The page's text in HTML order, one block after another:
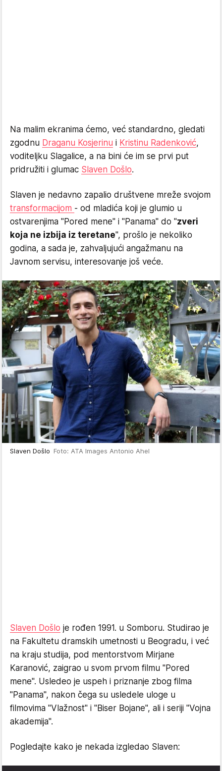
Na malim ekranima ćemo, već standardno, gledati
zgodnu Draganu Kosjerinu i Kristinu Radenković,
voditeljku Slagalice, a na bini će im se prvi put
pridružiti i glumac Slaven Došlo.
Slaven je nedavno zapalio društvene mreže svojom
transformacijom - od mladića koji je glumio u
ostvarenjima "Pored mene" i "Panama" do "zveri
koja ne izbija iz teretane", prošlo je nekoliko
godina, a sada je, zahvaljujući angažmanu na
Javnom servisu, interesovanje još veće.
Slaven Došlo Foto: ATA Images Antonio Ahel
Slaven Došlo je rođen 1991. u Somboru. Studirao je
na Fakultetu dramskih umetnosti u Beogradu, i već
na kraju studija, pod mentorstvom Mirjane
Karanović, zaigrao u svom prvom filmu "Pored
mene". Usledeo je uspeh i priznanje zbog filma
"Panama", nakon čega su usledele uloge u
filmovima "Vlažnost" i "Biser Bojane", ali i seriji "Vojna
akademija".
Pogledajte kako je nekada izgledao Slaven: